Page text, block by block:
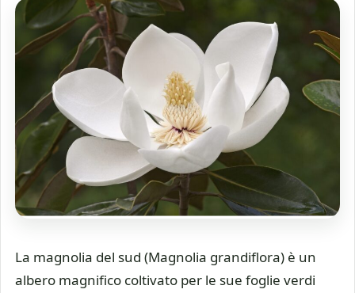
La magnolia del sud (Magnolia grandiflora) è un
albero magnifico coltivato per le sue foglie verdi